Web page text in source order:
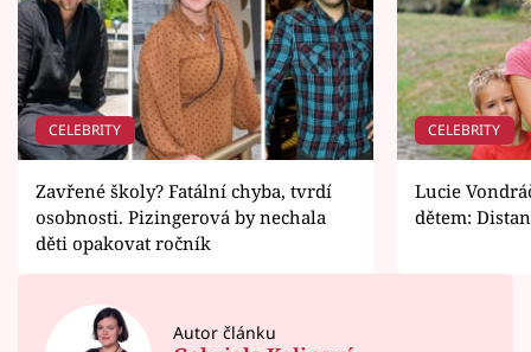
CELEBRITY
Zavřené školy? Fatální chyba, tvrdí
osobnosti. Pizingerová by nechala
děti opakovat ročník
CELEBRITY
Lucie
dětem:
Autor článku